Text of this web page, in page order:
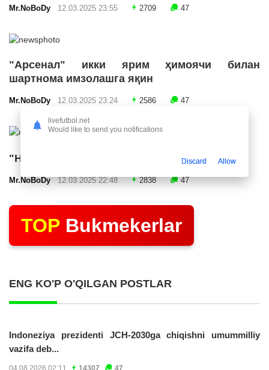
Mr.NoBoDy 12.03.2025 23:55 2709 47
"Арсенал" икки ярим ҳимоячи билан
шартнома имзолашга яқин
Mr.NoBoDy 12.03.2025 23:24 2586 47
"Нефтчи" тақдимот маросими ўтказди
Mr.NoBoDy 12.03.2025 22:48 2838 47
TOP Bukmekerlar
ENG KO'P O'QILGAN POSTLAR
Indoneziya prezidenti JCH-2030ga chiqishni umummilliy
vazifa deb...
04.08.2026 02:11 14307 47
livefutbol.net
Would like to send you notifications
Discard Allow